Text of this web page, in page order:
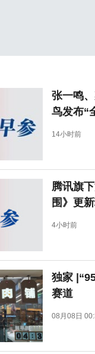
张一鸣
鸟发布“
14小时前
腾讯旗
围》更
4小时前
独家
赛道
08月08日